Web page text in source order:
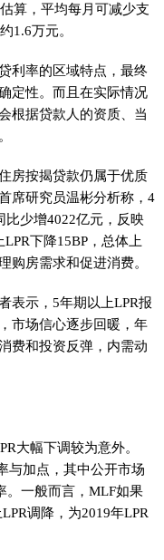
算，平均每月可减少支
1.6万元。
利率的区域特点，最终
定性。而且在实际情况
根据贷款人的资质、当
房按揭贷款仍属于优质
席研究员温彬分析称，4
比少增4022亿元，反映
下降15BP，总体上
购房需求和促进消费。
表示，5年期以上LPR报
市场信心逐步回暖，年
费和投资反弹，内需动
大幅下调较为意外。
与加点，其中公开市场
。一般而言，MLF如果
调降，为2019年LPR